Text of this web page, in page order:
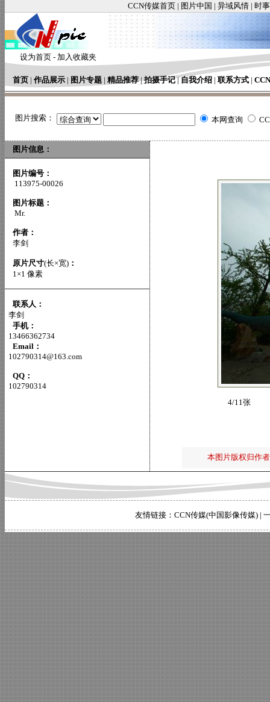
CCN传媒首页 | 图片中国 | 异域风情 | 时
设为首页 - 加入收藏夹
首页 | 作品展示 | 图片专题 | 精品推荐|拍摄手记|自我介绍 | 联系方式 |
图片搜索： 本网查询
图片信息：
图片编号：
113975-00026
图片标题：
Mr.
作者：
李剑
原片尺寸(长×宽) ：
1×1 像素
联系人：
李剑
手机：
13466362734
Email：
102790314@163.com
QQ：
102790314
4/11张
本图片版权归作
友情链接： CCN传媒(中国影像传媒) |